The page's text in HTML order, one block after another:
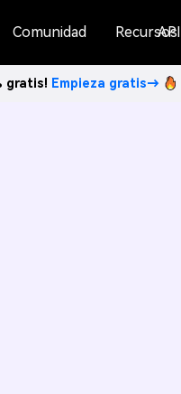
Comunidad Recursos
API
gratis! Empieza gratis→